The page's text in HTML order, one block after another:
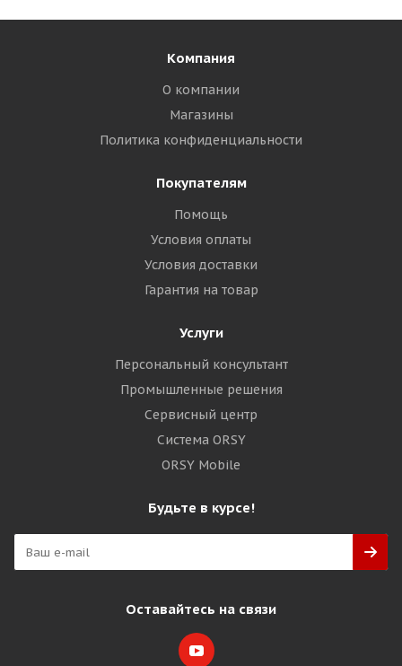
Компания
О компании
Магазины
Политика конфиденциальности
Покупателям
Помощь
Условия оплаты
Условия доставки
Гарантия на товар
Услуги
Персональный консультант
Промышленные решения
Сервисный центр
Система ORSY
ORSY Mobile
Будьте в курсе!
Оставайтесь на связи